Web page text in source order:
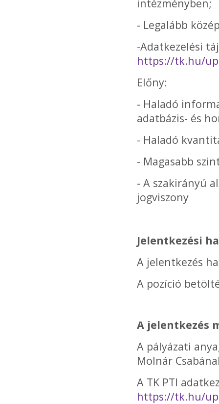
intézményben;
- Legalább
-Adatkezelési
https://tk.hu/
Előny:
- Haladó
adatbázis- és
- Haladó
- Magasabb
- A szakirányú
jogviszony
Jelentkezési
A jelentkezés
A pozíció
A jelentkezés
A pályázati
Molnár
A TK PTI
https://tk.hu/